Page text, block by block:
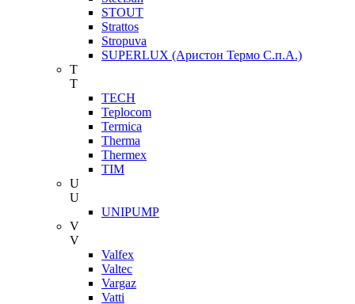
STOUT
Strattos
Stropuva
SUPERLUX (Аристон Термо С.п.А.)
T
T
TECH
Teplocom
Termica
Therma
Thermex
TIM
U
U
UNIPUMP
V
V
Valfex
Valtec
Vargaz
Vatti